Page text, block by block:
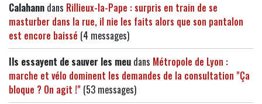
Calahann dans Rillieux-la-Pape : surpris en train de se
masturber dans la rue, il nie les faits alors que son pantalon
est encore baissé (4 messages)
Ils essayent de sauver les meu dans Métropole de Lyon :
marche et vélo dominent les demandes de la consultation "Ça
bloque ? On agit !" (53 messages)